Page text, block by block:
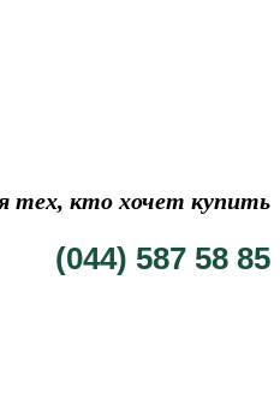
тех, кто хочет купить
(044) 587 58 85